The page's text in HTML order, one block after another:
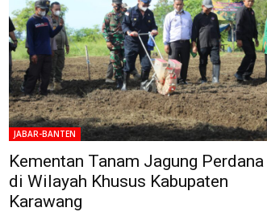
JABAR-BANTEN
Kementan Tanam Jagung Perdana
di Wilayah Khusus Kabupaten
Karawang